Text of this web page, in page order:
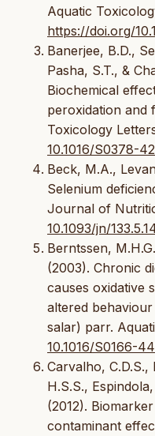
Aquatic
https://doi.org/
Banerjee, B.D.,
Pasha, S.T., &
Biochemical
peroxidation and
Toxicology
10.1016/S0378-
Beck, M.A.,
Selenium
Journal of
10.1093/jn/
Berntssen,
(2003). Chronic
causes oxidative
altered
salar) parr.
10.1016/S0166-
Carvalho,
H.S.S.,
(2012).
contaminant